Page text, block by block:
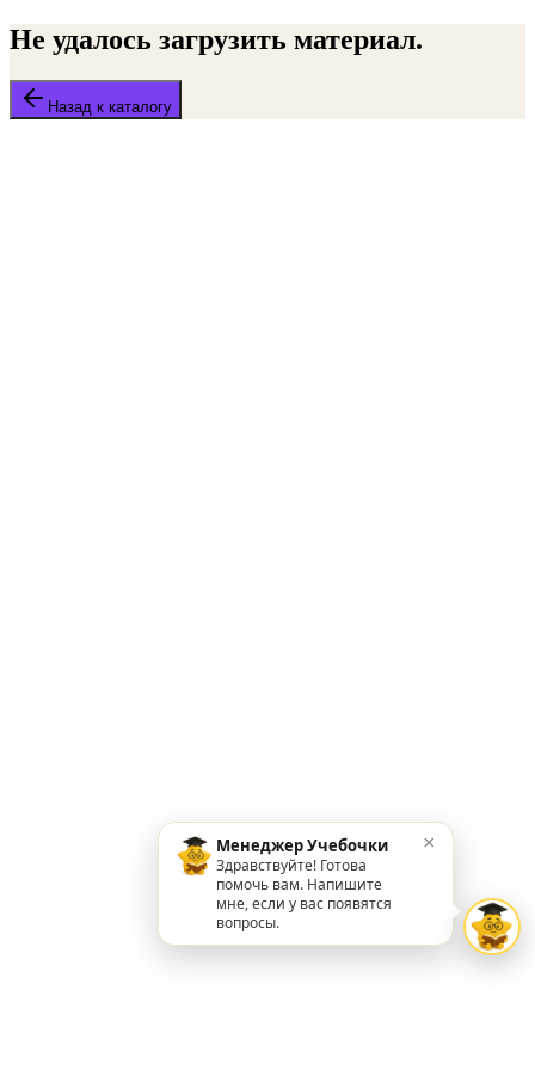
Не удалось загрузить материал.
Назад к каталогу
Менеджер Учебочки
Здравствуйте! Готова
помочь вам. Напишите
мне, если у вас появятся
вопросы.
×